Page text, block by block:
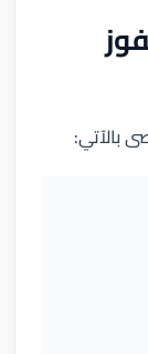
بالآتي: